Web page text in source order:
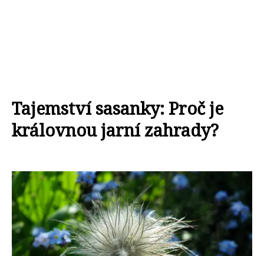
Tajemství sasanky: Proč je
královnou jarní zahrady?